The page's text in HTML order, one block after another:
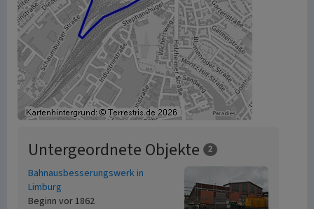
Untergeordnete Objekte 2
Bahnausbesserungswerk in
Limburg
Beginn vor 1862